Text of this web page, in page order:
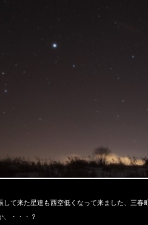
て来た星達も西空低くなって来ました、三
、・・・？